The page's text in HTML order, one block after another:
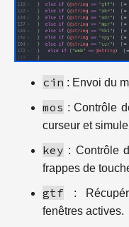
cin : Envoi du
mos : Contrôle
curseur et
key : Contrôle
frappes de
gtf :
fenêtres actives.